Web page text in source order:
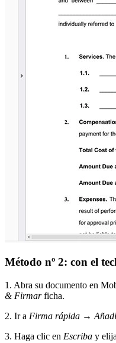
Método nº 2: con el
1. Abra su documento en
& Firmarficha.
2. Ir a Firma rápida →
3. Haga clic en Escriba y